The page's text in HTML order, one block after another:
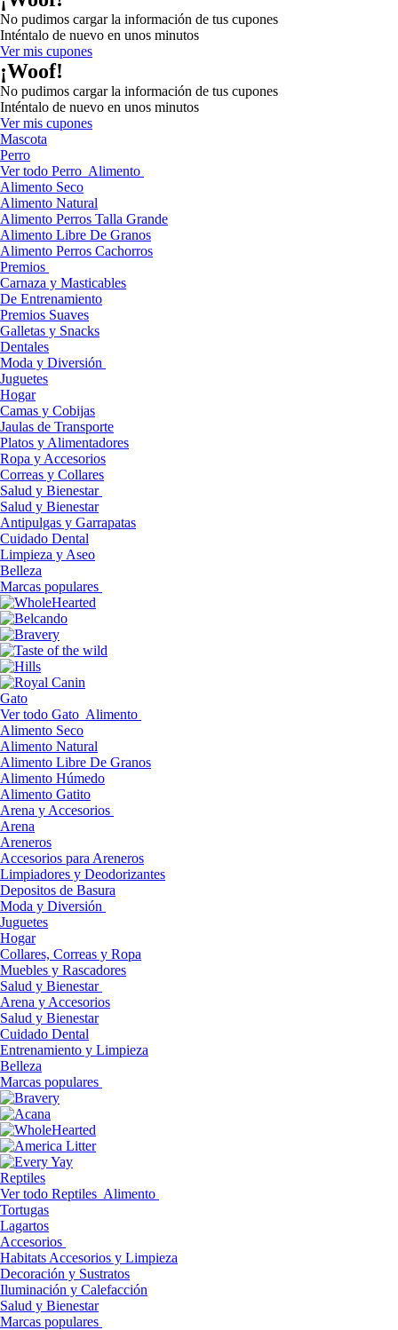
No pudimos cargar la información de tus cupones
Inténtalo de nuevo en unos minutos
Ver mis cupones
¡Woof!
No pudimos cargar la información de tus cupones
Inténtalo de nuevo en unos minutos
Ver mis cupones
Mascota
Perro
Ver todo Perro Alimento
Alimento Seco
Alimento Natural
Alimento Perros Talla Grande
Alimento Libre De Granos
Alimento Perros Cachorros
Premios
Carnaza y Masticables
De Entrenamiento
Premios Suaves
Galletas y Snacks
Dentales
Moda y Diversión
Juguetes
Hogar
Camas y Cobijas
Jaulas de Transporte
Platos y Alimentadores
Ropa y Accesorios
Correas y Collares
Salud y Bienestar
Salud y Bienestar
Antipulgas y Garrapatas
Cuidado Dental
Limpieza y Aseo
Belleza
Marcas populares
Gato
Ver todo Gato Alimento
Alimento Seco
Alimento Natural
Alimento Libre De Granos
Alimento Húmedo
Alimento Gatito
Arena y Accesorios
Arena
Areneros
Accesorios para Areneros
Limpiadores y Deodorizantes
Depositos de Basura
Moda y Diversión
Juguetes
Hogar
Collares, Correas y Ropa
Muebles y Rascadores
Salud y Bienestar
Arena y Accesorios
Salud y Bienestar
Cuidado Dental
Entrenamiento y Limpieza
Belleza
Marcas populares
Reptiles
Ver todo Reptiles Alimento
Tortugas
Lagartos
Accesorios
Habitats Accesorios y Limpieza
Decoración y Sustratos
Iluminación y Calefacción
Salud y Bienestar
Marcas populares